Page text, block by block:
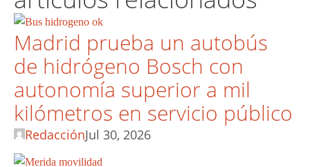
Madrid prueba un autobús
de hidrógeno Bosch con
autonomía superior a mil
kilómetros en servicio público
RedacciónJul 30, 2026